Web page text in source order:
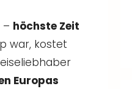
– höchste Zeit
war, kostet
Europas